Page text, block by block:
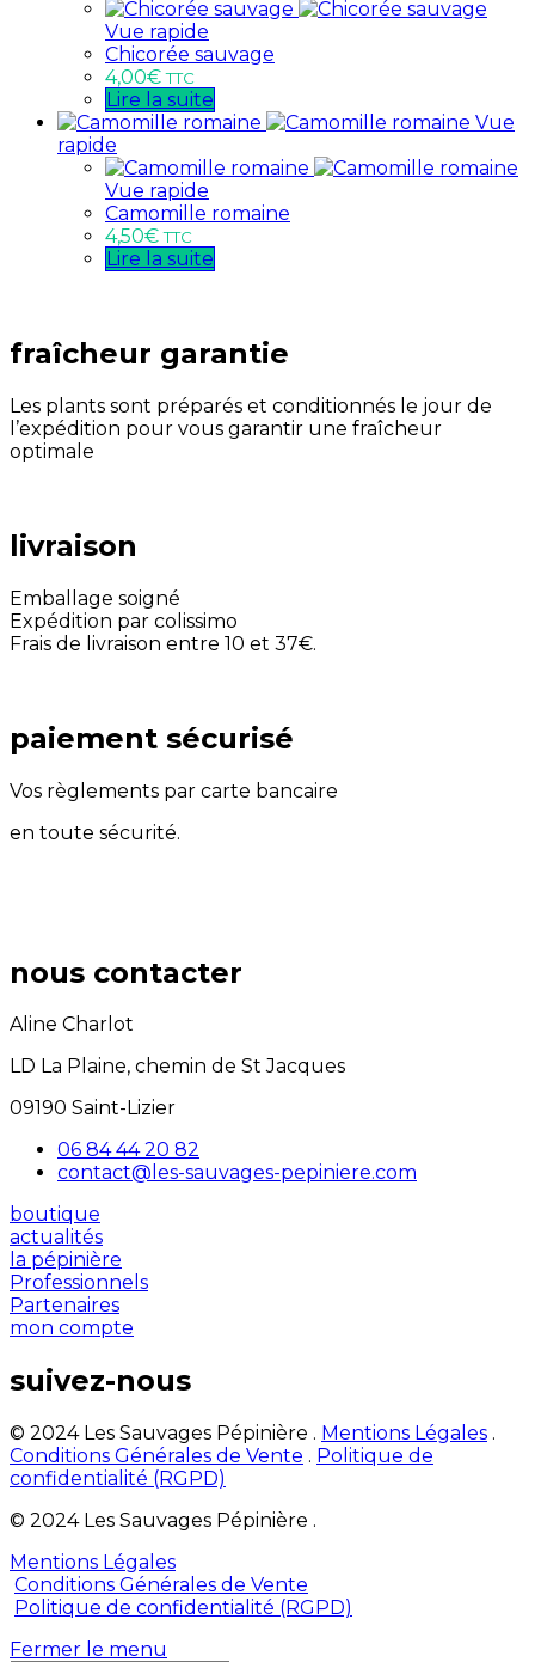
Vue rapide
Chicorée sauvage
4,00€ TTC
Lire la suite
Vue
rapide
Vue rapide
Camomille romaine
4,50€ TTC
Lire la suite
fraîcheur garantie
Les plants sont préparés et conditionnés le jour de
l’expédition pour vous garantir une fraîcheur
optimale
livraison
Emballage soigné
Expédition par colissimo
Frais de livraison entre 10 et 37€.
paiement sécurisé
Vos règlements par carte bancaire
en toute sécurité.
nous contacter
Aline Charlot
LD La Plaine, chemin de St Jacques
09190 Saint-Lizier
06 84 44 20 82
contact@les-sauvages-pepiniere.com
boutique
actualités
la pépinière
Professionnels
Partenaires
mon compte
suivez-nous
© 2024 Les Sauvages Pépinière . Mentions Légales .
Conditions Générales de Vente . Politique de
confidentialité (RGPD)
© 2024 Les Sauvages Pépinière .
Mentions Légales
Conditions Générales de Vente
Politique de confidentialité (RGPD)
Fermer le menu